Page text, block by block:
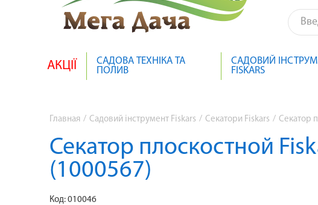
АКЦІЇ
САДОВА ТЕХНІКА ТА
ПОЛИВ
САДОВИЙ
FISKARS
Главная / Садовий інструмент Fiskars / Секатори Fiskars / Секатор
Секатор плоскостной
(1000567)
Код: 010046